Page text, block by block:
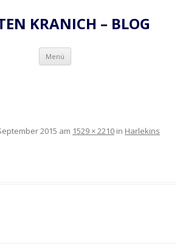
KRANICH – BLOG
Menü Zum
springen
2015 am 1529 × 2210 in Harlekins